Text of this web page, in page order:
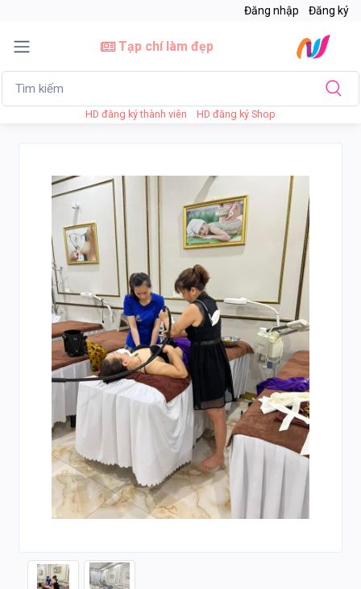
Đăng nhập Đăng ký
Tạp chí làm đẹp
HD đăng ký thành viên HD đăng ký Shop